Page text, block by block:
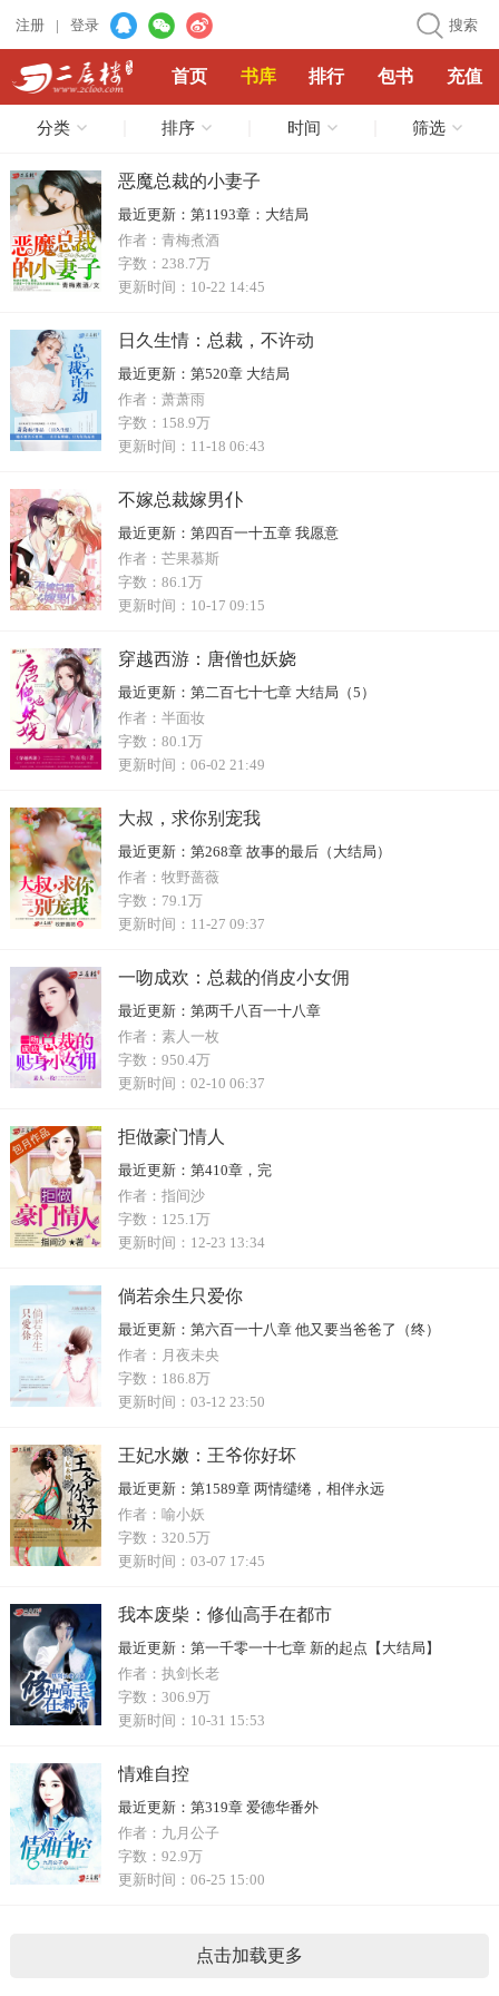
注册 | 登录 搜索
首页 书库 排行 包书 充值
分类 排序 时间 筛选
恶魔总裁的小妻子
最近更新： 第1193章：大结局
作者： 青梅煮酒
字数： 238.7万
更新时间： 10-22 14:45
日久生情：总裁，不许动
最近更新：
第520章 大结局
作者： 萧萧雨
字数： 158.9万
更新时间： 11-18 06:43
不嫁总裁嫁男仆
最近更新： 第四百一十五章 我愿意
作者： 芒果慕斯
字数： 86.1万
更新时间： 10-17 09:15
穿越西游：唐僧也妖娆
最近更新： 第二百七十七章 大结局（5）
作者： 半面妆
字数： 80.1万
更新时间： 06-02 21:49
大叔，求你别宠我
最近更新： 第268章 故事的最后（大结局）
作者： 牧野蔷薇
字数： 79.1万
更新时间： 11-27 09:37
一吻成欢：总裁的俏皮小女佣
最近更新： 第两千八百一十八章
作者： 素人一枚
字数： 950.4万
更新时间： 02-10 06:37
拒做豪门情人
最近更新： 第410章，完
作者： 指间沙
字数： 125.1万
更新时间： 12-23 13:34
倘若余生只爱你
最近更新： 第六百一十八章 他又要当爸爸了（终）
作者： 月夜未央
字数： 186.8万
更新时间： 03-12 23:50
王妃水嫩：王爷你好坏
最近更新： 第1589章 两情缱绻，相伴永远
作者： 喻小妖
字数： 320.5万
更新时间： 03-07 17:45
我本废柴：修仙高手在都市
最近更新： 第一千零一十七章 新的起点【大结局】
作者： 执剑长老
字数： 306.9万
更新时间： 10-31 15:53
情难自控
最近更新： 第319章 爱德华番外
作者： 九月公子
字数： 92.9万
更新时间： 06-25 15:00
点击加载更多